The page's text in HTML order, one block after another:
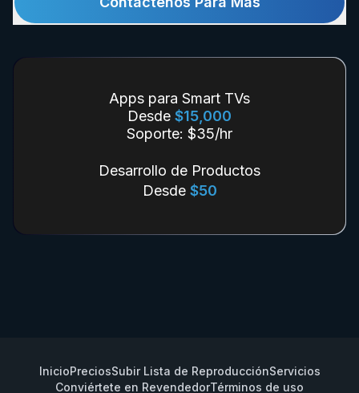
Apps para Smart TVs
Desde $15,000
Soporte: $35/hr
Desarrollo de Productos
Desde $50
InicioPreciosSubir Lista de ReproducciónServicios
Conviértete en RevendedorTérminos de uso